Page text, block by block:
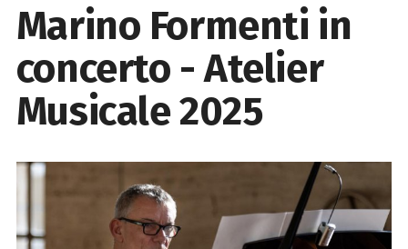
Marino Formenti in
concerto - Atelier
Musicale 2025